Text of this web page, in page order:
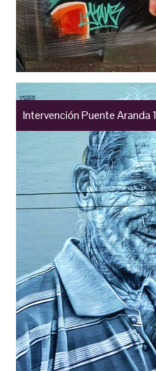
Intervención Puente Aranda 1